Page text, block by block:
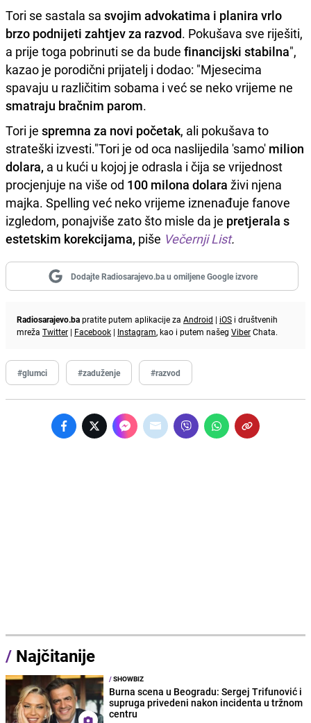
Tori se sastala sa svojim advokatima i planira vrlo
brzo podnijeti zahtjev za razvod. Pokušava sve riješiti,
a prije toga pobrinuti se da bude financijski stabilna",
kazao je porodični prijatelj i dodao: "Mjesecima
spavaju u različitim sobama i već se neko vrijeme ne
smatraju bračnim parom.
Tori je spremna za novi početak, ali pokušava to
strateški izvesti."Tori je od oca naslijedila 'samo' milion
dolara, a u kući u kojoj je odrasla i čija se vrijednost
procjenjuje na više od 100 milona dolara živi njena
majka. Spelling već neko vrijeme iznenađuje fanove
izgledom, ponajviše zato što misle da je pretjerala s
estetskim korekcijama, piše Večernji List.
Dodajte Radiosarajevo.ba u omiljene Google izvore
Radiosarajevo.bapratite putem aplikacije za Android | iOS i društvenih
mreža Twitter | Facebook | Instagram, kao i putem našeg ViberChata.
#glumci #zaduženje #razvod
/ Najčitanije
/SHOWBIZ
Burna scena u Beogradu: Sergej Trifunović i
supruga privedeni nakon incidenta u tržnom
centru